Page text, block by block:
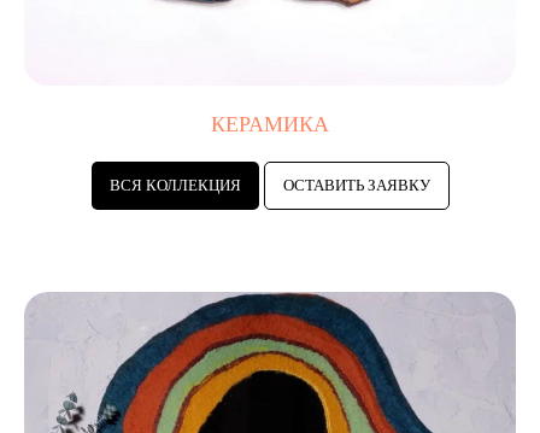
КЕРАМИКА
ВСЯ КОЛЛЕКЦИЯ ОСТАВИТЬ ЗАЯВКУ